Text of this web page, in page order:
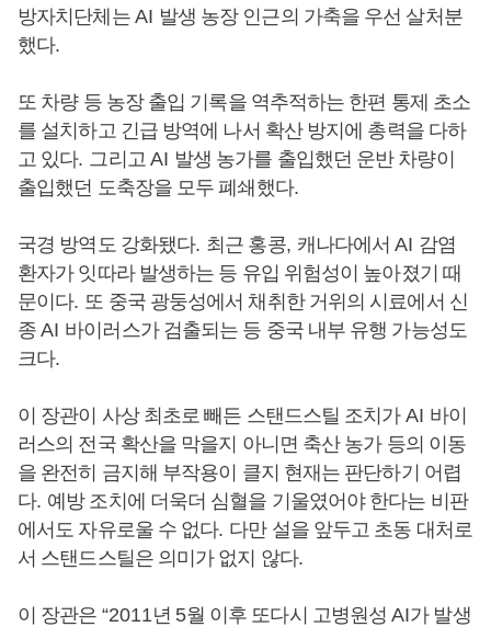
방자치단체는 AI 발생 농장 인근의 가축을 우선 살처분
했다.
또 차량 등 농장 출입 기록을 역추적하는 한편 통제 초소
를 설치하고 긴급 방역에 나서 확산 방지에 총력을 다하
고 있다. 그리고 AI 발생 농가를 출입했던 운반 차량이
출입했던 도축장을 모두 폐쇄했다.
국경 방역도 강화됐다. 최근 홍콩, 캐나다에서AI 감염
환자가 잇따라 발생하는 등 유입 위험성이 높아졌기 때
문이다. 또 중국 광둥성에서 채취한 거위의 시료에서 신
종AI 바이러스가 검출되는 등 중국 내부 유행 가능성도
크다.
이 장관이 사상 최초로 빼든 스탠드스틸 조치가 AI 바이
러스의 전국 확산을 막을지 아니면 축산 농가 등의 이동
을 완전히 금지해 부작용이 클지 현재는 판단하기 어렵
다. 예방 조치에 더욱더 심혈을 기울였어야 한다는 비판
에서도 자유로울 수 없다. 다만 설을 앞두고 초동 대처로
서 스탠드스틸은 의미가 없지 않다.
이 장관은 “2011년 5월 이후 또다시 고병원성AI가 발생